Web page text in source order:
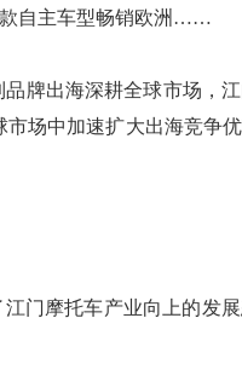
款自主车型畅销欧洲……
牌出海深耕全球市场，
场中加速扩大出海竞争
门摩托车产业向上的发